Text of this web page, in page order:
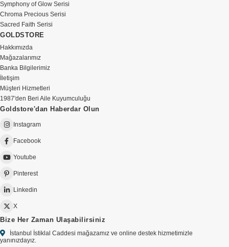
Symphony of Glow Serisi
Chroma Precious Serisi
Sacred Faith Serisi
GOLDSTORE
Hakkımızda
Mağazalarımız
Banka Bilgilerimiz
İletişim
Müşteri Hizmetleri
1987'den Beri Aile Kuyumculuğu
Goldstore'dan Haberdar Olun
Instagram
Facebook
Youtube
Pinterest
Linkedin
X
Bize Her Zaman Ulaşabilirsiniz
İstanbul İstiklal Caddesi mağazamız ve online destek hizmetimizle
yanınızdayız.